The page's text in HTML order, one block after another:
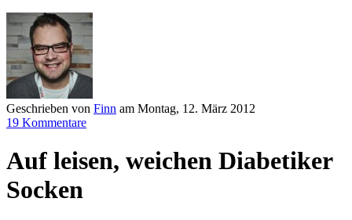
Geschrieben von Finn am Montag, 12. März 2012
19 Kommentare
Auf leisen, weichen Diabetiker
Socken